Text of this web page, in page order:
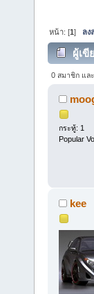
หน้า: [1] ลง
ผู้เขี
0 สมาชิก แล
กระทู้: 1
Popular
kee